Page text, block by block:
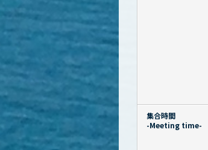
集合時間
-Meeting time-